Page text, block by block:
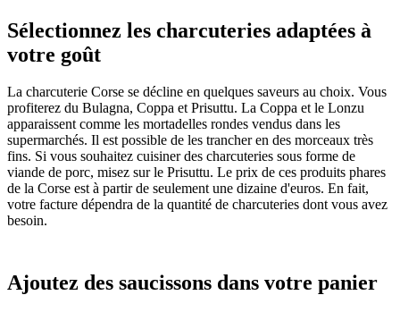
Sélectionnez les charcuteries adaptées à
votre goût
La charcuterie Corse se décline en quelques saveurs au choix. Vous
profiterez du Bulagna, Coppa et Prisuttu. La Coppa et le Lonzu
apparaissent comme les mortadelles rondes vendus dans les
supermarchés. Il est possible de les trancher en des morceaux très
fins. Si vous souhaitez cuisiner des charcuteries sous forme de
viande de porc, misez sur le Prisuttu. Le prix de ces produits phares
de la Corse est à partir de seulement une dizaine d'euros. En fait,
votre facture dépendra de la quantité de charcuteries dont vous avez
besoin.
Ajoutez des saucissons dans votre panier